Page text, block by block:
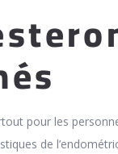
pour les
de